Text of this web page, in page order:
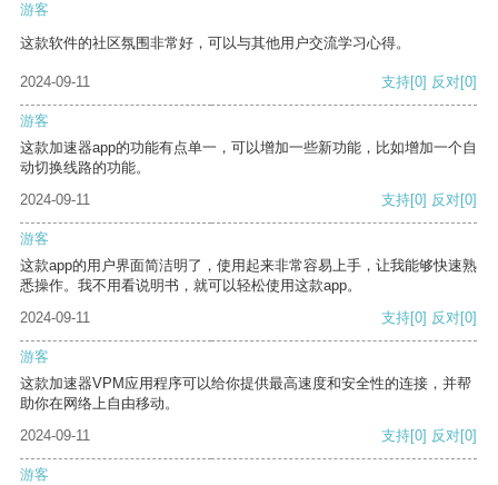
游客
这款软件的社区氛围非常好，可以与其他用户交流学习心得。
2024-09-11 支持[0] 反对[0]
游客
这款加速器app的功能有点单一，可以增加一些新功能，比如增加一个自
动切换线路的功能。
2024-09-11
支持[0] 反对[0]
游客
这款app的用户界面简洁明了，使用起来非常容易上手，让我能够快速熟
悉操作。我不用看说明书，就可以轻松使用这款app。
2024-09-11
支持[0] 反对[0]
游客
这款加速器VPM应用程序可以给你提供最高速度和安全性的连接，并帮
助你在网络上自由移动。
2024-09-11
支持[0] 反对[0]
游客